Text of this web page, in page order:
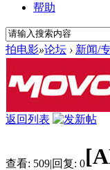
帮助
拍电影»论坛 › 新闻/
返回列表
查看: 509|回复: 0